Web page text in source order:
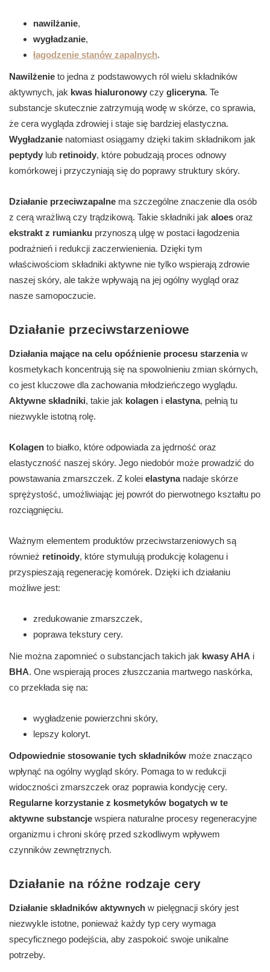
nawilżanie,
wygładzanie,
łagodzenie stanów zapalnych.
Nawilżenie to jedna z podstawowych ról wielu składników
aktywnych, jak kwas hialuronowy czy gliceryna. Te
substancje skutecznie zatrzymują wodę w skórze, co sprawia,
że cera wygląda zdrowiej i staje się bardziej elastyczna.
Wygładzanie natomiast osiągamy dzięki takim składnikom jak
peptydy lub retinoidy, które pobudzają proces odnowy
komórkowej i przyczyniają się do poprawy struktury skóry.
Działanie przeciwzapalne ma szczególne znaczenie dla osób
z cerą wrażliwą czy trądzikową. Takie składniki jak aloes oraz
ekstrakt z rumianku przynoszą ulgę w postaci łagodzenia
podrażnień i redukcji zaczerwienienia. Dzięki tym
właściwościom składniki aktywne nie tylko wspierają zdrowie
naszej skóry, ale także wpływają na jej ogólny wygląd oraz
nasze samopoczucie.
Działanie przeciwstarzeniowe
Działania mające na celu opóźnienie procesu starzeniaw
kosmetykach koncentrują się na spowolnieniu zmian skórnych,
co jest kluczowe dla zachowania młodzieńczego wyglądu.
Aktywne składniki, takie jak kolagen i elastyna, pełnią tu
niezwykle istotną rolę.
Kolagen to białko, które odpowiada za jędrność oraz
elastyczność naszej skóry. Jego niedobór może prowadzić do
powstawania zmarszczek. Z kolei elastynanadaje skórze
sprężystość, umożliwiając jej powrót do pierwotnego kształtu po
rozciągnięciu.
Ważnym elementem produktów przeciwstarzeniowych są
również retinoidy, które stymulują produkcję kolagenu i
przyspieszają regenerację komórek. Dzięki ich działaniu
możliwe jest:
zredukowanie zmarszczek,
poprawa tekstury cery.
Nie można zapomnieć o substancjach takich jak kwasy AHA i
BHA. One wspierają proces złuszczania martwego naskórka,
co przekłada się na:
wygładzenie powierzchni skóry,
lepszy koloryt.
Odpowiednie stosowanie tych składników może znacząco
wpłynąć na ogólny wygląd skóry. Pomaga to w redukcji
widoczności zmarszczek oraz poprawia kondycję cery.
Regularne korzystanie z kosmetyków bogatych w te
aktywne substancje wspiera naturalne procesy regeneracyjne
organizmu i chroni skórę przed szkodliwym wpływem
czynników zewnętrznych.
Działanie na różne rodzaje cery
Działanie składników aktywnych w pielęgnacji skóry jest
niezwykle istotne, ponieważ każdy typ cery wymaga
specyficznego podejścia, aby zaspokoić swoje unikalne
potrzeby.